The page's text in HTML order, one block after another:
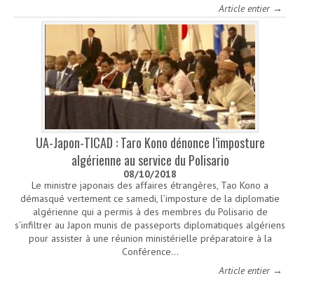
Article entier →
UA-Japon-TICAD : Taro Kono dénonce l’imposture
algérienne au service du Polisario
08/10/2018
Le ministre japonais des affaires étrangères, Tao Kono a
démasqué vertement ce samedi, l’imposture de la diplomatie
algérienne qui a permis à des membres du Polisario de
s’infiltrer au Japon munis de passeports diplomatiques algériens
pour assister à une réunion ministérielle préparatoire à la
Conférence…
Article entier →